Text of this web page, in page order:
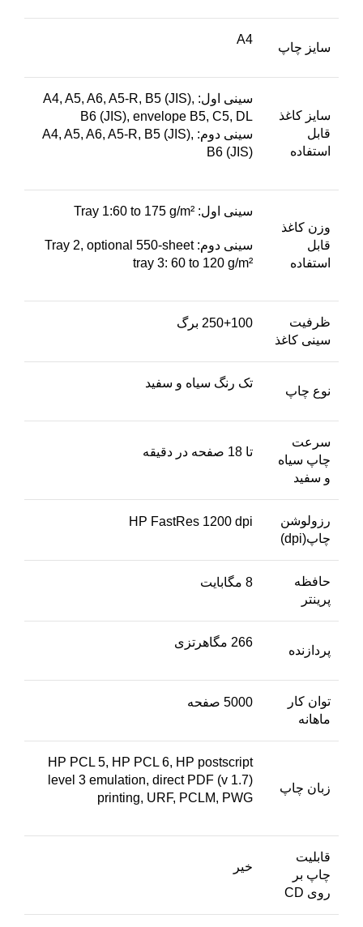
سایز چاپ
A4
سایز کاغذ
قابل
استفاده
سینی اول: A4, A5, A6, A5-R, B5 (JIS),
B6 (JIS), envelope B5, C5, DL
سینی دوم: A4, A5, A6, A5-R, B5 (JIS),
B6 (JIS)
وزن کاغذ
قابل
استفاده
سینی اول: Tray 1:60 to 175 g/m²
سینی دوم: Tray 2, optional 550-sheet
tray 3: 60 to 120 g/m²
ظرفیت
سینی کاغذ
250+100 برگ
نوع چاپ
تک رنگ سیاه و سفید
سرعت
چاپ سیاه
و سفید
تا 18 صفحه در دقیقه
رزولوشن
چاپ(dpi)
HP FastRes 1200 dpi
حافظه
پرینتر
8 مگابایت
پردازنده
266 مگاهرتزی
توان کار
ماهانه
5000 صفحه
زبان چاپ
HP PCL 5, HP PCL 6, HP postscript
level 3 emulation, direct PDF (v 1.7)
printing, URF, PCLM, PWG
قابلیت
چاپ بر
روی CD
خیر